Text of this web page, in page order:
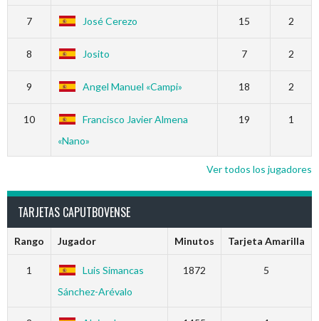
7 José Cerezo 15 2
8 Josito 7 2
9 Angel Manuel «Campi» 18 2
10
Francisco Javier Almena
«Nano»
19 1
Ver todos los jugadores
TARJETAS CAPUTBOVENSE
Rango Jugador Minutos Tarjeta Amarilla
1
Luis Simancas
Sánchez-Arévalo
1872 5